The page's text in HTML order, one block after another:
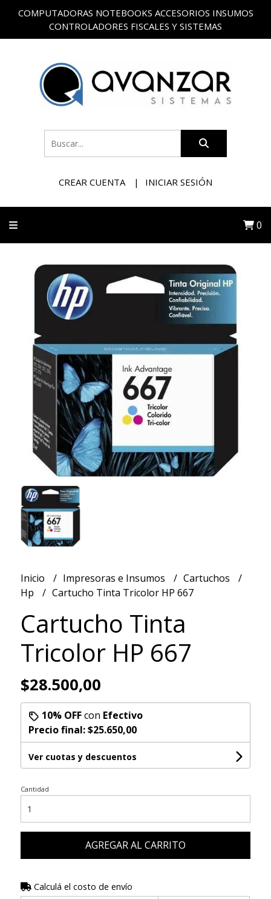
COMPUTADORAS NOTEBOOKS ACCESORIOS INSUMOS
CONTROLADORES FISCALES Y SISTEMAS
CREAR CUENTA INICIAR SESIÓN
0
Inicio Impresoras e Insumos
Cartuchos
Hp
Cartucho Tinta Tricolor HP 667
Cartucho Tinta
Tricolor HP 667
$28.500,00
10% OFFcon Efectivo
Precio final:$25.650,00
Ver cuotas y descuentos
Cantidad
AGREGAR AL CARRITO
Calculá el costo de envío